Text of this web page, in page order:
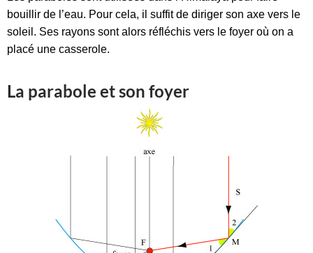
bouillir de l’eau. Pour cela, il suffit de diriger son axe vers le
soleil. Ses rayons sont alors réfléchis vers le foyer où on a
placé une casserole.
La parabole et son foyer